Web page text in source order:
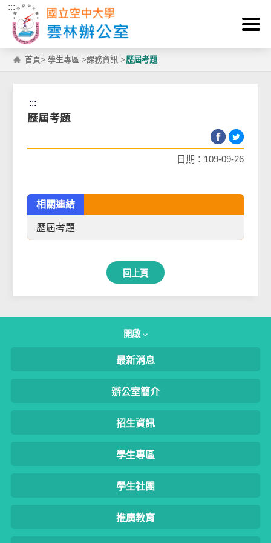
跳到主要內容區塊
:::
首頁>學生專區 >課務資訊 > 歷屆考題
:::
歷屆考題
日期：109-09-26
相關連結
歷屆考題
回上頁
開啟
最新消息
辦公室簡介
招生資訊
學生專區
學生社團
推廣教育